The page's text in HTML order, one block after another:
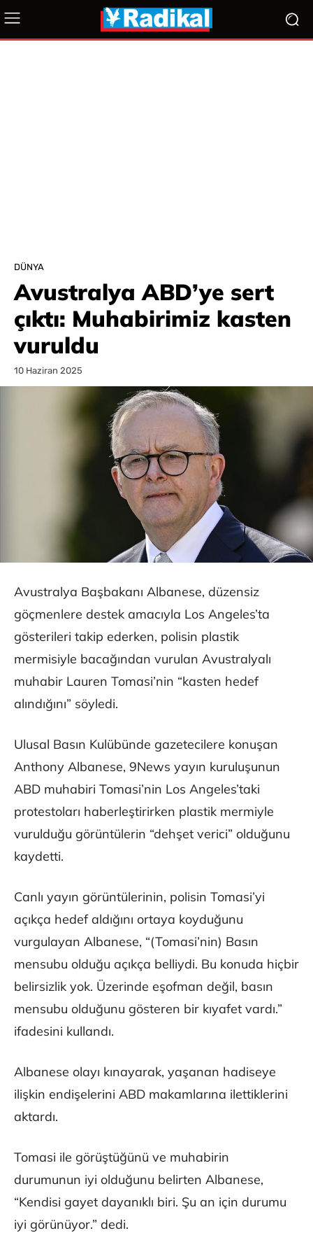
DÜNYA
Avustralya ABD’ye sert
çıktı: Muhabirimiz kasten
vuruldu
10 Haziran 2025
Avustralya Başbakanı Albanese, düzensiz
göçmenlere destek amacıyla Los Angeles’ta
gösterileri takip ederken, polisin plastik
mermisiyle bacağından vurulan Avustralyalı
muhabir Lauren Tomasi’nin “kasten hedef
alındığını” söyledi.
Ulusal Basın Kulübünde gazetecilere konuşan
Anthony Albanese, 9News yayın kuruluşunun
ABD muhabiri Tomasi’nin Los Angeles’taki
protestoları haberleştirirken plastik mermiyle
vurulduğu görüntülerin “dehşet verici” olduğunu
kaydetti.
Canlı yayın görüntülerinin, polisin Tomasi’yi
açıkça hedef aldığını ortaya koyduğunu
vurgulayan Albanese, “(Tomasi’nin) Basın
mensubu olduğu açıkça belliydi. Bu konuda hiçbir
belirsizlik yok. Üzerinde eşofman değil, basın
mensubu olduğunu gösteren bir kıyafet vardı.”
ifadesini kullandı.
Albanese olayı kınayarak, yaşanan hadiseye
ilişkin endişelerini ABD makamlarına ilettiklerini
aktardı.
Tomasi ile görüştüğünü ve muhabirin
durumunun iyi olduğunu belirten Albanese,
“Kendisi gayet dayanıklı biri. Şu an için durumu
iyi görünüyor.” dedi.